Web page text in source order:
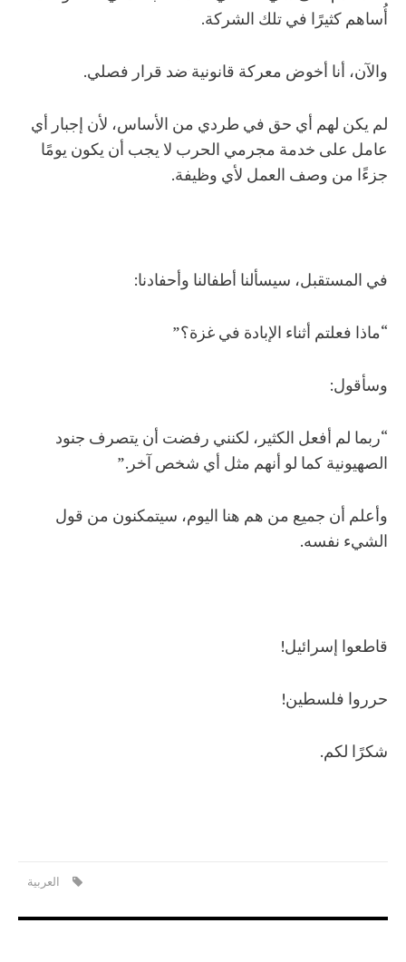
أُساهم كثيرًا في تلك الشركة.
والآن، أنا أخوض معركة قانونية ضد قرار فصلي.
لم يكن لهم أي حق في طردي من الأساس، لأن إجبار أي
عامل على خدمة مجرمي الحرب لا يجب أن يكون يومًا
جزءًا من وصف العمل لأي وظيفة.
في المستقبل، سيسألنا أطفالنا وأحفادنا:
“ماذا فعلتم أثناء الإبادة في غزة؟”
وسأقول:
“ربما لم أفعل الكثير، لكنني رفضت أن يتصرف جنود
الصهيونية كما لو أنهم مثل أي شخص آخر.”
وأعلم أن جميع من هم هنا اليوم، سيتمكنون من قول
الشيء نفسه.
قاطعوا إسرائيل!
حرروا فلسطين!
شكرًا لكم.